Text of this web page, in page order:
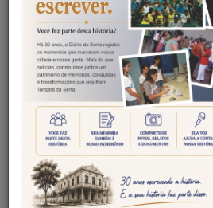
Início Rural
PRAZO PARA
DE ATUALIZAÇÃO
ESTÁ PRÓXIMO